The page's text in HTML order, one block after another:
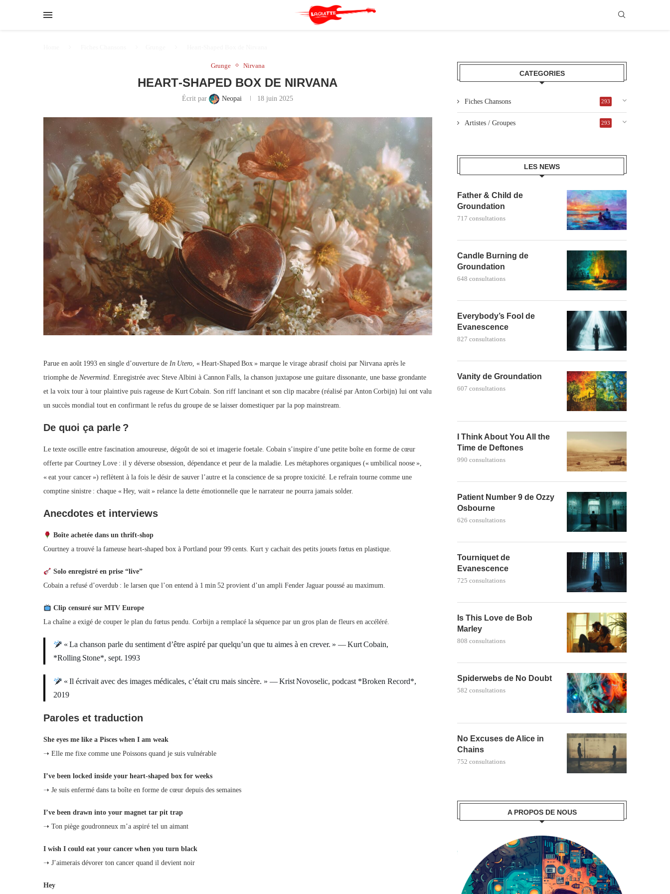
Grunge Nirvana
HEART‑SHAPED BOX DE NIRVANA
Écrit par Neopai 18 juin 2025
Parue en août 1993 en single d’ouverture de In Utero, « Heart‑Shaped Box » marque le virage abrasif choisi par Nirvana après le
triomphe de Nevermind. Enregistrée avec Steve Albini à Cannon Falls, la chanson juxtapose une guitare dissonante, une basse grondante
et la voix tour à tour plaintive puis rageuse de Kurt Cobain. Son riff lancinant et son clip macabre (réalisé par Anton Corbijn) lui ont valu
un succès mondial tout en confirmant le refus du groupe de se laisser domestiquer par la pop mainstream.
De quoi ça parle ?
Le texte oscille entre fascination amoureuse, dégoût de soi et imagerie foetale. Cobain s’inspire d’une petite boîte en forme de cœur
offerte par Courtney Love : il y déverse obsession, dépendance et peur de la maladie. Les métaphores organiques (« umbilical noose »,
« eat your cancer ») reflètent à la fois le désir de sauver l’autre et la conscience de sa propre toxicité. Le refrain tourne comme une
comptine sinistre : chaque « Hey, wait » relance la dette émotionnelle que le narrateur ne pourra jamais solder.
Anecdotes et interviews
Boîte achetée dans un thrift‑shop
Courtney a trouvé la fameuse heart‑shaped box à Portland pour 99 cents. Kurt y cachait des petits jouets fœtus en plastique.
Solo enregistré en prise “live”
Cobain a refusé d’overdub : le larsen que l’on entend à 1 min 52 provient d’un ampli Fender Jaguar poussé au maximum.
Clip censuré sur MTV Europe
La chaîne a exigé de couper le plan du fœtus pendu. Corbijn a remplacé la séquence par un gros plan de fleurs en accéléré.
« La chanson parle du sentiment d’être aspiré par quelqu’un que tu aimes à en crever. » — Kurt Cobain,
*Rolling Stone*, sept. 1993
« Il écrivait avec des images médicales, c’était cru mais sincère. » — Krist Novoselic, podcast *Broken Record*,
2019
Paroles et traduction
She eyes me like a Pisces when I am weak
➝ Elle me fixe comme une Poissons quand je suis vulnérable
I’ve been locked inside your heart‑shaped box for weeks
➝ Je suis enfermé dans ta boîte en forme de cœur depuis des semaines
I’ve been drawn into your magnet tar pit trap
➝ Ton piège goudronneux m’a aspiré tel un aimant
I wish I could eat your cancer when you turn black
➝ J’aimerais dévorer ton cancer quand il devient noir
Hey
CATEGORIES
Fiches Chansons 293
Artistes / Groupes 293
LES NEWS
Father & Child de
Groundation
717 consultations
Candle Burning de
Groundation
648 consultations
Everybody’s Fool de
Evanescence
827 consultations
Vanity de Groundation
607 consultations
I Think About You All the
Time de Deftones
990 consultations
Patient Number 9 de Ozzy
Osbourne
626 consultations
Tourniquet de
Evanescence
725 consultations
Is This Love de Bob
Marley
808 consultations
Spiderwebs de No Doubt
582 consultations
No Excuses de Alice in
Chains
752 consultations
A PROPOS DE NOUS